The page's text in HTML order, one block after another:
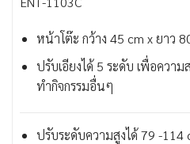
หน้าโต๊ะ กว้าง 45 cm x ยาว
ปรับเอียงได้ 5 ระดับ เพื่อควา
ทำกิจกรรมอื่นๆ
ปรับระดับความสูงได้ 79 -114